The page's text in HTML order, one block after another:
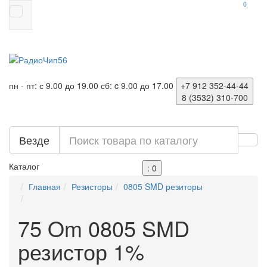
0
пн - пт: с 9.00 до 19.00 сб: c 9.00 до 17.00 +7 912 352-44-44
8 (3532) 310-700
Везде
Каталог
: 0
Главная
Резисторы 0805 SMD резиторы
75 Om 0805 SMD
резистор 1%